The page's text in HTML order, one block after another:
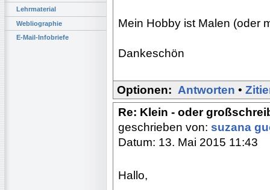
Lehrmaterial
Webliographie
E-Mail-Infobriefe
Mein Hobby ist Malen (oder
Dankeschön
Optionen: Antworten •
Re: Klein - oder
geschrieben von: suzana
Datum: 13. Mai 2015 11:43
Hallo,